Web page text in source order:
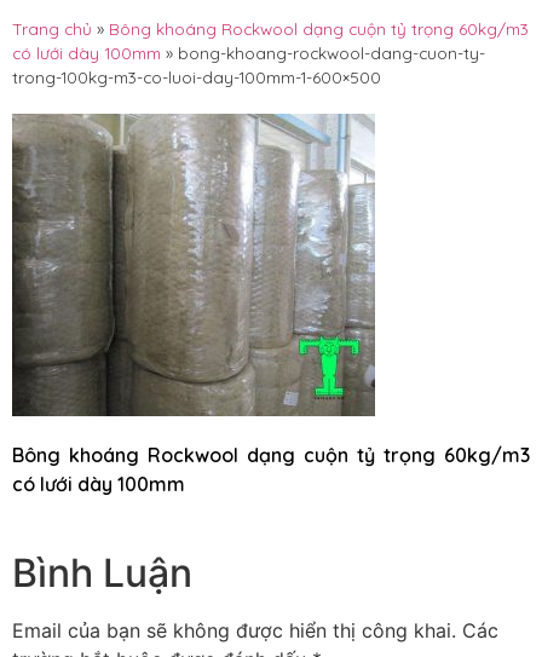
Trang chủ » Bông khoáng Rockwool dạng cuộn tỷ trọng 60kg/m3
có lưới dày 100mm » bong-khoang-rockwool-dang-cuon-ty-
trong-100kg-m3-co-luoi-day-100mm-1-600×500
Bông khoáng Rockwool dạng cuộn tỷ trọng 60kg/m3
có lưới dày 100mm
Bình Luận
Email của bạn sẽ không được hiển thị công khai. Các